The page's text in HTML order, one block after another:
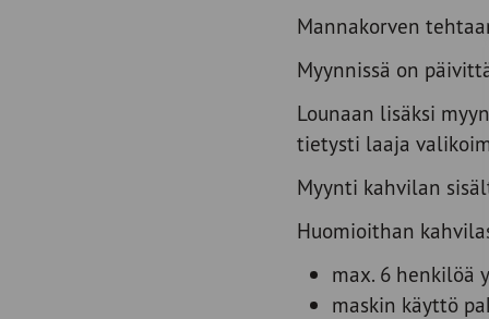
Mannakorven
Myynnissä on
Lounaan lisäksi
tietysti laaja
Myynti kahvilan
Huomioithan
max. 6 henkilöä
maskin käyttö